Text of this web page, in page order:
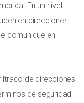
En un nivel
en direcciones
comunique en
de direcciones
de seguridad